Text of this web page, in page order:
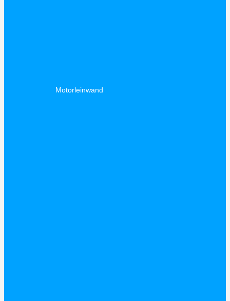
Motorleinwand